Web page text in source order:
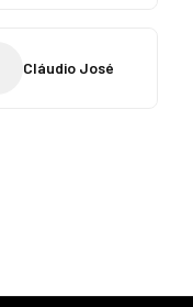
Cláudio José